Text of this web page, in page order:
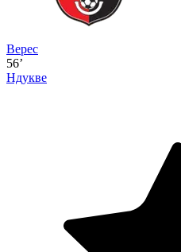
Верес
56’
Ндукве